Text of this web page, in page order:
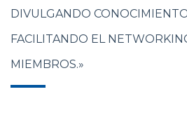
DIVULGANDO
FACILITANDO EL
MIEMBROS.»